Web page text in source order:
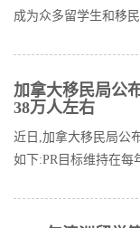
成为众多留学生和移民
加拿大移民局公
38万人左右
近日,加拿大移民局公
如下:PR目标维持在每